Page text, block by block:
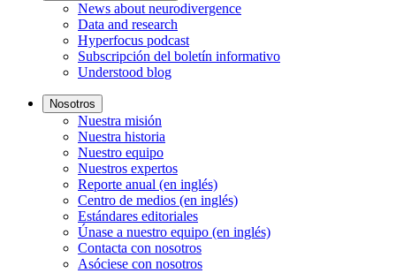
News about neurodivergence
Data and research
Hyperfocus podcast
Subscripción del boletín informativo
Understood blog
Nosotros
Nuestra misión
Nuestra historia
Nuestro equipo
Nuestros expertos
Reporte anual (en inglés)
Centro de medios (en inglés)
Estándares editoriales
Únase a nuestro equipo (en inglés)
Contacta con nosotros
Asóciese con nosotros